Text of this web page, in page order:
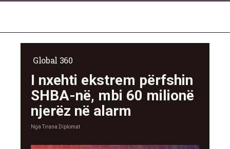
Global 360
I nxehti ekstrem përfshin
SHBA-në, mbi 60 milionë
njerëz në alarm
NgaTirana Diplomat